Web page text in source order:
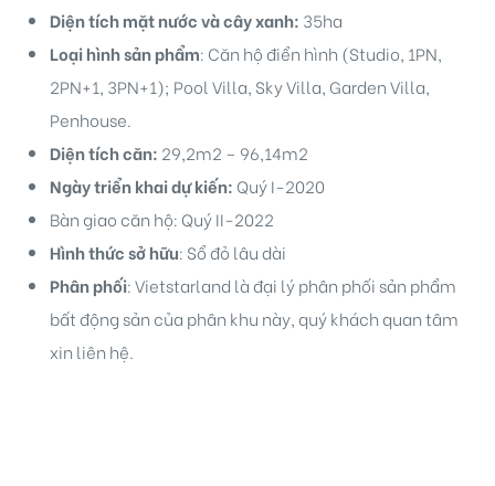
Diện tích mặt nước và cây xanh: 35ha
Loại hình sản phẩm: Căn hộ điển hình (Studio, 1PN,
2PN+1, 3PN+1); Pool Villa, Sky Villa, Garden Villa,
Penhouse.
Diện tích căn: 29,2m2 – 96,14m2
Ngày triển khai dự kiến: Quý I-2020
Bàn giao căn hộ: Quý II-2022
Hình thức sở hữu: Sổ đỏ lâu dài
Phân phối: Vietstarland là đại lý phân phối sản phẩm
bất động sản của phân khu này, quý khách quan tâm
xin liên hệ.